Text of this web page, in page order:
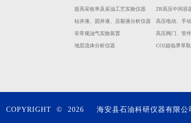
提高采收率及采油工艺实验仪器
钻井液、固井液、压裂液分析仪器
非常规油气实验装置
地层流体分析仪器
ZR高压中间容
高压电动、手
高压阀门、管
CO2超临界萃
COPYRIGHT © 2026 海安县石油科研仪器有限公